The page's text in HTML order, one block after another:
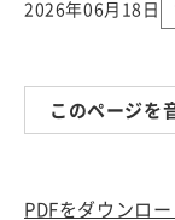
2026年06月18日
このページを
PDFをダウンロ